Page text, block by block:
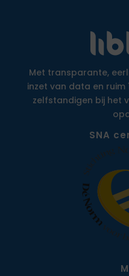
Met transparante,
inzet van data en ruim
zelfstandigen bij het
SNA